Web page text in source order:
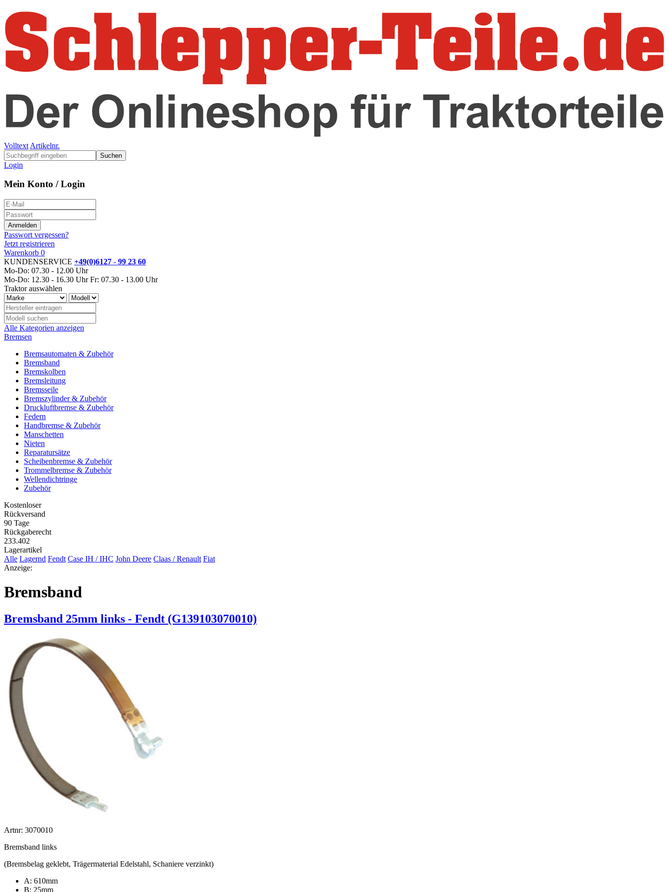
Volltext Artikelnr.
Suchen
Login
Mein Konto / Login
Passwort vergessen?
Jetzt registrieren
Warenkorb 0
KUNDENSERVICE +49(0)6127 - 99 23 60
Mo-Do: 07.30 - 12.00 Uhr
Mo-Do: 12.30 - 16.30 Uhr Fr: 07.30 - 13.00 Uhr
Traktor auswählen
Alle Kategorien anzeigen
Bremsen
Bremsautomaten & Zubehör
Bremsband
Bremskolben
Bremsleitung
Bremsseile
Bremszylinder & Zubehör
Druckluftbremse & Zubehör
Federn
Handbremse & Zubehör
Manschetten
Nieten
Reparatursätze
Scheibenbremse & Zubehör
Trommelbremse & Zubehör
Wellendichtringe
Zubehör
Kostenloser
Rückversand
90 Tage
Rückgaberecht
233.402
Lagerartikel
Alle Lagernd Fendt Case IH / IHC John Deere Claas / Renault Fiat
Anzeige:
Bremsband
Bremsband 25mm links - Fendt (G139103070010)
Artnr: 3070010
Bremsband links
(Bremsbelag geklebt, Trägermaterial Edelstahl, Schaniere verzinkt)
A: 610mm
B: 25mm